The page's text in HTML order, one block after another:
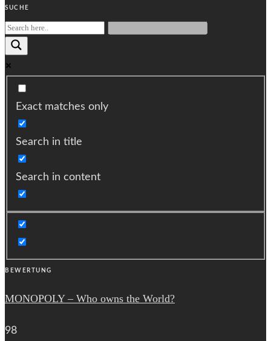
SUCHE
Exact matches only
Search in title
Search in content
BEWERTUNG
MONOPOLY – Who owns the World?
98